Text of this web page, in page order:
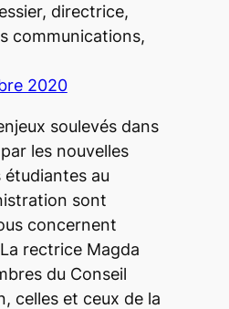
directrice,
communications,
2020
soulevés dans
les nouvelles
au
sont
concernent
rectrice Magda
du Conseil
celles et ceux de la